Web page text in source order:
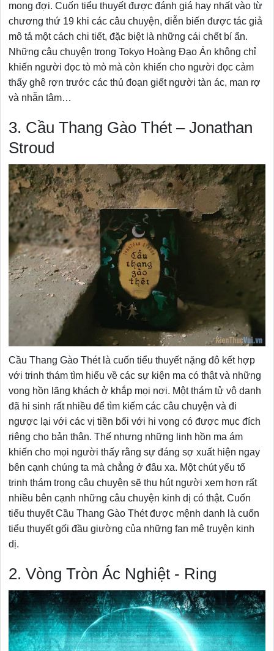
mong đợi. Cuốn tiểu thuyết được đánh giá hay nhất vào từ
chương thứ 19 khi các câu chuyện, diễn biến được tác giả
mô tả một cách chi tiết, đặc biệt là những cái chết bí ẩn.
Những câu chuyện trong Tokyo Hoàng Đạo Án không chỉ
khiến người đọc tò mò mà còn khiến cho người đọc cảm
thấy ghê rợn trước các thủ đoạn giết người tàn ác, man rợ
và nhẫn tâm…
3. Cầu Thang Gào Thét – Jonathan
Stroud
Cầu Thang Gào Thét là cuốn tiểu thuyết nặng đô kết hợp
với trinh thám tìm hiểu về các sự kiện ma có thật và những
vong hồn lãng khách ở khắp mọi nơi. Một thám tử vô danh
đã hi sinh rất nhiều để tìm kiếm các câu chuyện và đi
ngược lại với các vị tiền bối với hi vọng có được mục đích
riêng cho bản thân. Thế nhưng những linh hồn ma ám
khiến cho mọi người thấy rằng sự đáng sợ xuất hiện ngay
bên cạnh chúng ta mà chẳng ở đâu xa. Một chút yếu tố
trinh thám trong câu chuyện sẽ thu hút người xem hơn rất
nhiều bên cạnh những câu chuyện kinh dị có thật. Cuốn
tiểu thuyết Cầu Thang Gào Thét được mệnh danh là cuốn
tiểu thuyết gối đầu giường của những fan mê truyện kinh
dị.
2. Vòng Tròn Ác Nghiệt - Ring